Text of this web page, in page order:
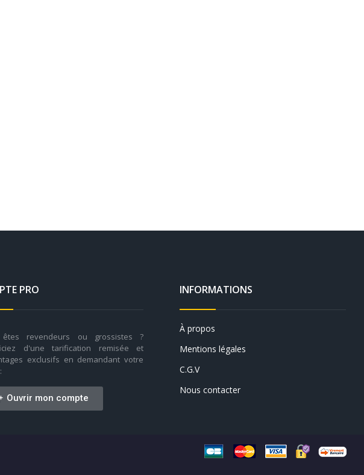
PRO
êtes revendeurs ou grossistes ?
d'une tarification remisée et
exclusifs en demandant votre
Ouvrir mon compte
INFORMATIONS
À propos
Mentions légales
C.G.V
Nous contacter